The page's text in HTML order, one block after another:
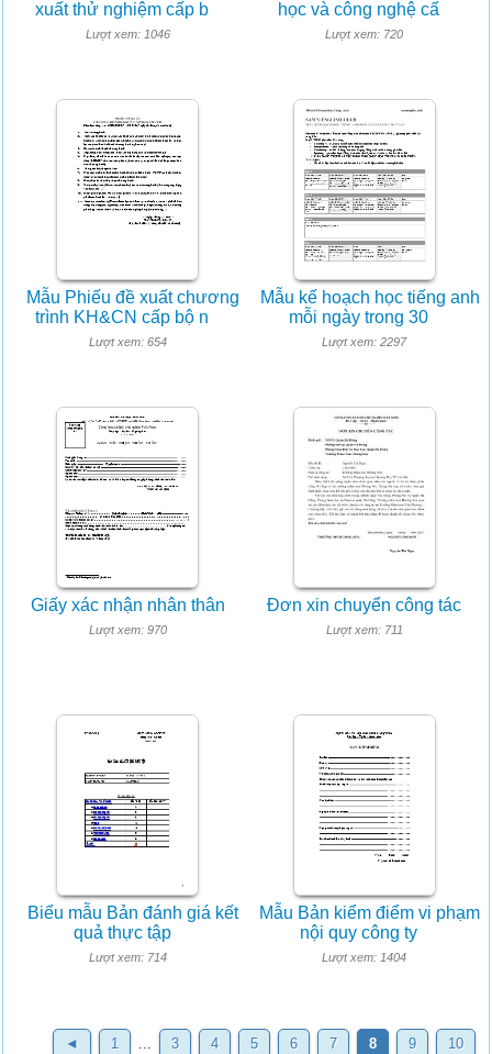
xuất thử nghiệm cấp b
Lượt xem: 1046
học và công nghệ cấ
Lượt xem: 720
Mẫu Phiếu đề xuất chương
trình KH&CN cấp bộ n
Lượt xem: 654
Mẫu kế hoạch học tiếng anh
mỗi ngày trong 30
Lượt xem: 2297
Giấy xác nhận nhân thân
Lượt xem: 970
Đơn xin chuyển công tác
Lượt xem: 711
Biểu mẫu Bản đánh giá kết
quả thực tập
Lượt xem: 714
Mẫu Bản kiểm điểm vi phạm
nội quy công ty
Lượt xem: 1404
◄ 1 ... 3 4 5 6 7 8 9 10